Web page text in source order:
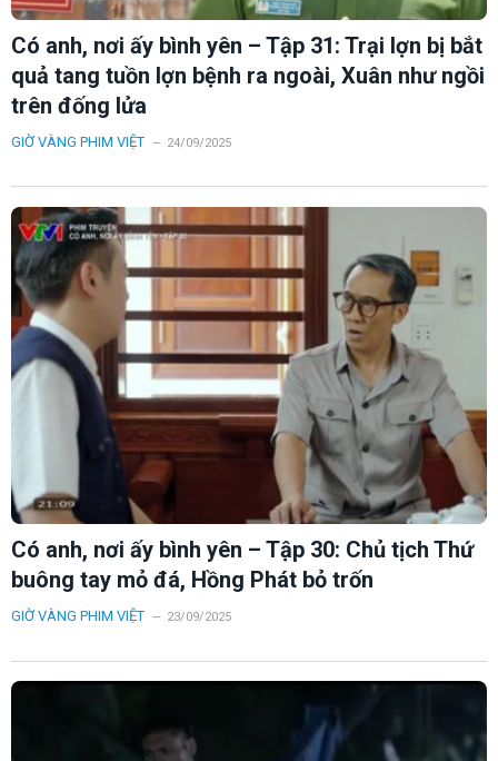
Có anh, nơi ấy bình yên – Tập 31: Trại lợn bị bắt
quả tang tuồn lợn bệnh ra ngoài, Xuân như ngồi
trên đống lửa
GIỜ VÀNG PHIM VIỆT 24/09/2025
Có anh, nơi ấy bình yên – Tập 30: Chủ tịch Thứ
buông tay mỏ đá, Hồng Phát bỏ trốn
GIỜ VÀNG PHIM VIỆT 23/09/2025